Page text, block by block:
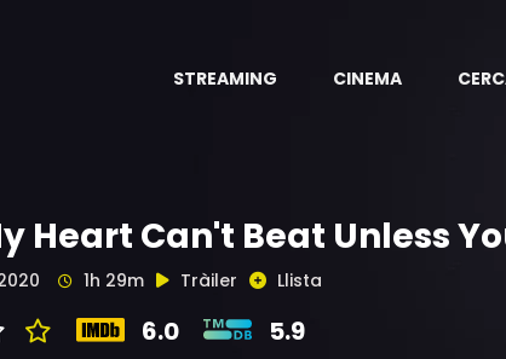
STREAMING CINEMA
Heart Can't Beat Unless
1h 29m Tràiler Llista
6.0 5.9